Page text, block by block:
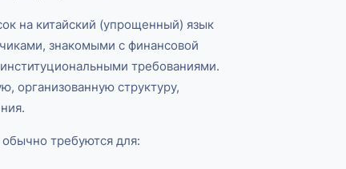
на китайский (упрощенный) язык
знакомыми с финансовой
требованиями.
организованную структуру,
требуются для: